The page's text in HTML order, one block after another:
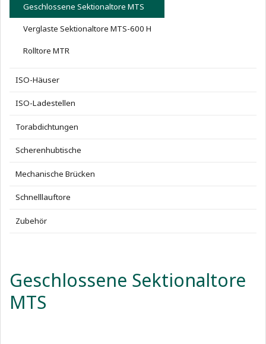
Geschlossene Sektionaltore MTS
Verglaste Sektionaltore MTS-600 H
Rolltore MTR
ISO-Häuser
ISO-Ladestellen
Torabdichtungen
Scherenhubtische
Mechanische Brücken
Schnelllauftore
Zubehör
Geschlossene Sektionaltore
MTS